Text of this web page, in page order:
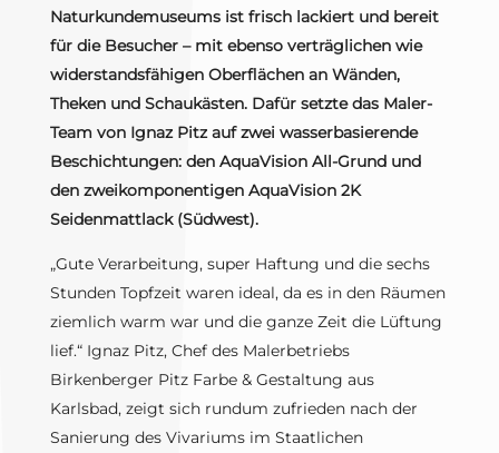
Naturkundemuseums ist frisch lackiert und bereit
für die Besucher – mit ebenso verträglichen wie
widerstandsfähigen Oberflächen an Wänden,
Theken und Schaukästen. Dafür setzte das Maler-
Team von Ignaz Pitz auf zwei wasserbasierende
Beschichtungen: den AquaVision All-Grund und
den zweikomponentigen AquaVision 2K
Seidenmattlack (Südwest).
„Gute Verarbeitung, super Haftung und die sechs
Stunden Topfzeit waren ideal, da es in den Räumen
ziemlich warm war und die ganze Zeit die Lüftung
lief.“ Ignaz Pitz, Chef des Malerbetriebs
Birkenberger Pitz Farbe & Gestaltung aus
Karlsbad, zeigt sich rundum zufrieden nach der
Sanierung des Vivariums im Staatlichen